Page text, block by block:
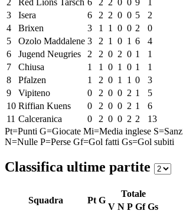
2 Red Lions Tarsch 6 2 2 0 0 9
1
3
Isera 6 2 2 0 0 5
2
4
Brixen 3 1 1 0 0 2
0
5
Ozolo Maddalene 3 2 1 0 1 6
4
6
Jugend Neugries 2 2 0 2 0 1
1
7
Chiusa 1 1 0 1 0 1
1
8
Pfalzen 1 2 0 1 1 0
3
9
Vipiteno 0 2 0 0 2 1
5
10 Riffian Kuens 0 2 0 0 2 1
6
11 Calceranica 0 2 0 0 2 2
13
Pt=Punti G=Giocate Mi=Media inglese
N=Nulle P=Perse Gf=Gol fatti Gs=Gol subiti
Classifica ultime partite
Squadra Pt G
Totale
V N P Gf Gs